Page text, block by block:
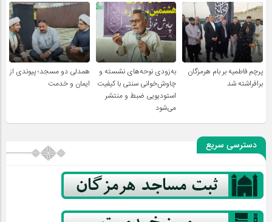
پرچم فاطمیه بر بام هرمزگان
برافراشته شد
به‌زودی نوحه‌های نشسته و
چاوش‌خوانی سنتی با کیفیت
استودیویی ضبط و منتشر
می‌شود
همدلی دو مسجد؛ پیوندی از
ایمان و خدمت
دسترسی سریع